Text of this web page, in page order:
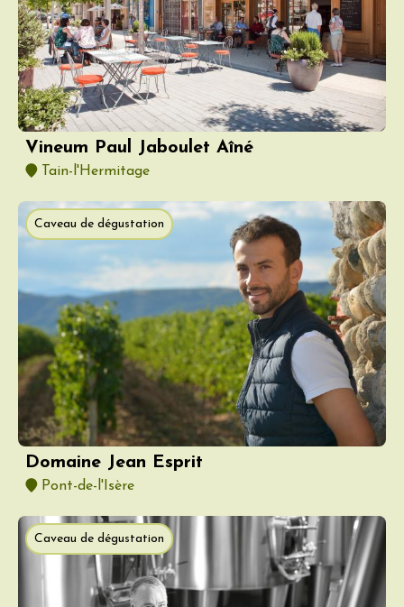
Vineum Paul Jaboulet Aîné
Tain-l'Hermitage
Caveau de dégustation
Domaine Jean Esprit
Pont-de-l'Isère
Caveau de dégustation